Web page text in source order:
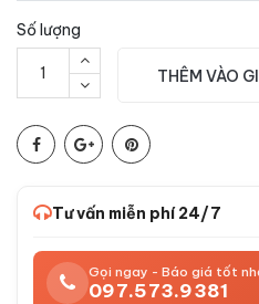
Số lượng
THÊM VÀO
Tư vấn miễn phí 24/7
Gọi ngay - Báo giá tốt
097.573.9381